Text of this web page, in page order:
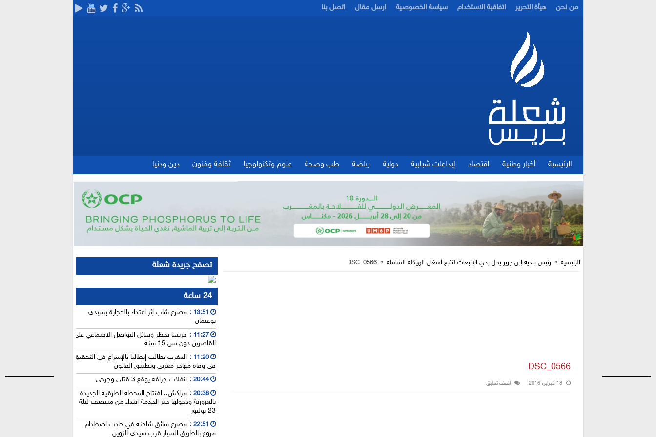
من نحن هيأة التحرير اتفاقية الاستخدام سياسة الخصوصية ارسل مقال اتصل بنا
الرئيسية أخبار وطنية اقتصاد إبداعات شبابية دولية رياضة طب وصحة علوم وتكنولوجيا ثقافة وفنون دين ودنيا
تصفح جريدة شعلة
24 ساعة
13:51 :
مصرع شاب إثر اعتداء بالحجارة بسيدي
بوعثمان
11:27 :
فرنسا تحظر وسائل التواصل الاجتماعي على
القاصرين دون سن 15 سنة
11:20 :
المغرب يطالب إيطاليا بالإسراع في التحقيق
في وفاة مهاجر مغربي وتطبيق القانون
20:44 : انفلات جرافة يوقع 3 قتلى وجرحى
20:38 :
مراكش.. افتتاح المحطة الطرقية الجديدة
بالعزوزية ودخولها حيز الخدمة ابتداء من منتصف ليلة
23 يوليوز
22:51 :
مصرع سائق شاحنة في حادث اصطدام
مروع بالطريق السيار قرب سيدي الزوين
الرئيسية » رئيس بلدية إبن جرير يحل بحي الإنبعاث لتتبع أشغال الهيكلة الشاملة »
DSC_0566
DSC_0566
18 فبراير، 2016 اضف تعليق